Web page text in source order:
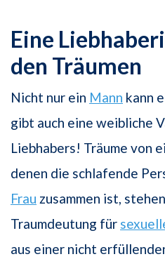
Eine
den Träumen
Nicht nur ein Mann kann
gibt auch eine weibliche
Liebhabers! Träume von
denen die schlafende
Frau zusammen ist,
Traumdeutung für
aus einer nicht